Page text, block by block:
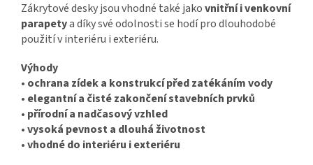
Zákrytové desky jsou vhodné také jakovnitřní i venkovní
parapetya díky své odolnosti se hodí pro dlouhodobé
použití v interiéru i exteriéru.
Výhody
• ochrana zídek a konstrukcí před zatékáním vody
• elegantní a čisté zakončení stavebních prvků
• přírodní a nadčasový vzhled
•vysoká pevnost a dlouhá životnost
•vhodné do interiéru i exteriéru